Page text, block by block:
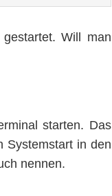
Will man
starten. Das
Systemstart in den
nennen.